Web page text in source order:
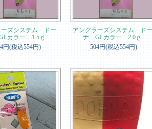
ーズシステム ドー
カラー 1.5ｇ
円(税込554円)
アングラーズシステム ドー
ナ GLカラー 2.0ｇ
504円(税込554円)